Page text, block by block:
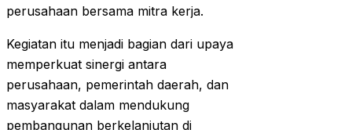
perusahaan bersama mitra kerja.
Kegiatan itu menjadi bagian dari upaya
memperkuat sinergi antara
perusahaan, pemerintah daerah, dan
masyarakat dalam mendukung
pembangunan berkelanjutan di